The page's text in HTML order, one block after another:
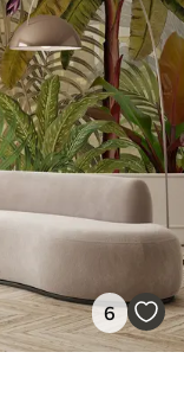
6